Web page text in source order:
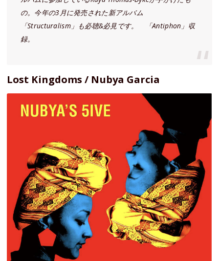
の。今年の3月に発売された新アルバム
「Structuralism」も必聴&必見です。 「Antiphon」収
録。
Lost Kingdoms / Nubya Garcia